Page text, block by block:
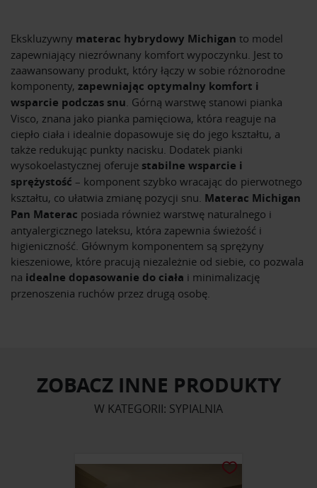
Ekskluzywny materac hybrydowy Michigan to model
zapewniający niezrównany komfort wypoczynku. Jest to
zaawansowany produkt, który łączy w sobie różnorodne
komponenty, zapewniając optymalny komfort i
wsparcie podczas snu. Górną warstwę stanowi pianka
Visco, znana jako pianka pamięciowa, która reaguje na
ciepło ciała i idealnie dopasowuje się do jego kształtu, a
także redukując punkty nacisku. Dodatek pianki
wysokoelastycznej oferuje stabilne wsparcie i
sprężystość – komponent szybko wracając do pierwotnego
kształtu, co ułatwia zmianę pozycji snu. Materac Michigan
Pan Materac posiada również warstwę naturalnego i
antyalergicznego lateksu, która zapewnia świeżość i
higieniczność. Głównym komponentem są sprężyny
kieszeniowe, które pracują niezależnie od siebie, co pozwala
na idealne dopasowanie do ciała i minimalizację
przenoszenia ruchów przez drugą osobę.
ZOBACZ INNE PRODUKTY
W KATEGORII: SYPIALNIA